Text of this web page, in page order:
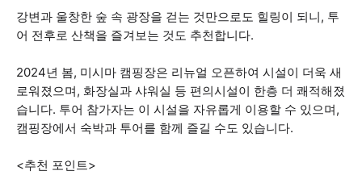
강변과 울창한 숲 속 광장을 걷는 것만으로도 힐링이 되니, 투
어 전후로 산책을 즐겨보는 것도 추천합니다.
2024년 봄, 미시마 캠핑장은 리뉴얼 오픈하여 시설이 더욱 새
로워졌으며, 화장실과 샤워실 등 편의시설이 한층 더 쾌적해졌
습니다. 투어 참가자는 이 시설을 자유롭게 이용할 수 있으며,
캠핑장에서 숙박과 투어를 함께 즐길 수도 있습니다.
<추천 포인트>